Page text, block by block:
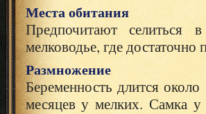
Места обитания
Предпочитают селиться
мелководье, где
Размножение
Беременность длится
месяцев у мелких. Самка у